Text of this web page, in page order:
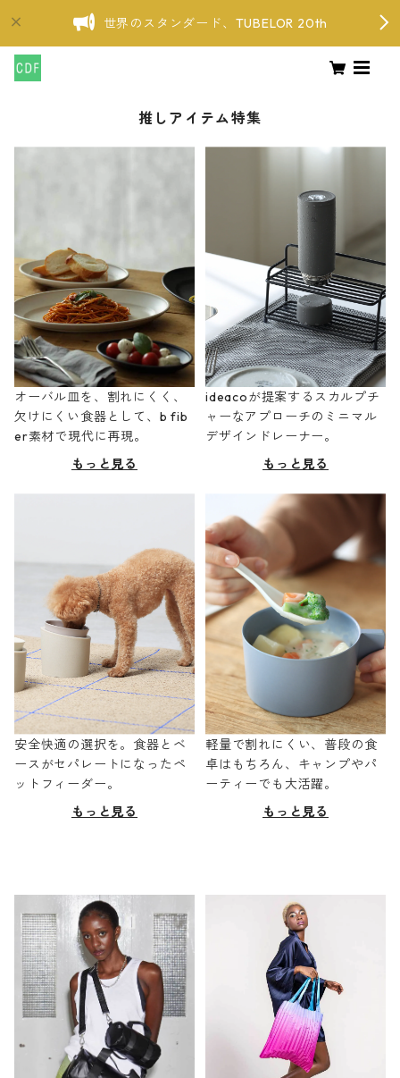
世界のスタンダード、TUBELOR 20th
推しアイテム特集
オーバル皿を、割れにくく、
欠けにくい食器として、b fib
er素材で現代に再現。
もっと見る
ideacoが提案するスカルプチ
ャーなアプローチのミニマル
デザインドレーナー。
もっと見る
安全快適の選択を。食器とベ
ースがセパレートになったペ
ットフィーダー。
もっと見る
軽量で割れにくい、普段の食
卓はもちろん、キャンプやパ
ーティーでも大活躍。
もっと見る